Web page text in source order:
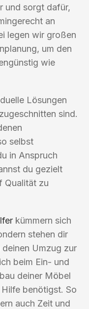
und sorgt dafür,
an
legen wir großen
um den
wie
Lösungen
sind.
selbst
in Anspruch
du gezielt
Qualität zu
kümmern sich
stehen dir
deinen Umzug zur
beim Ein- und
deiner Möbel
benötigst. So
auch Zeit und